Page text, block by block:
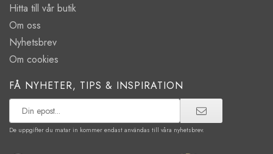
Hitta till vår butik
Om oss
Nyhetsbrev
Om cookies
FÅ NYHETER, TIPS & INSPIRATION
De uppgifter du matar in kommer endast användas till våra nyhetsbrev.